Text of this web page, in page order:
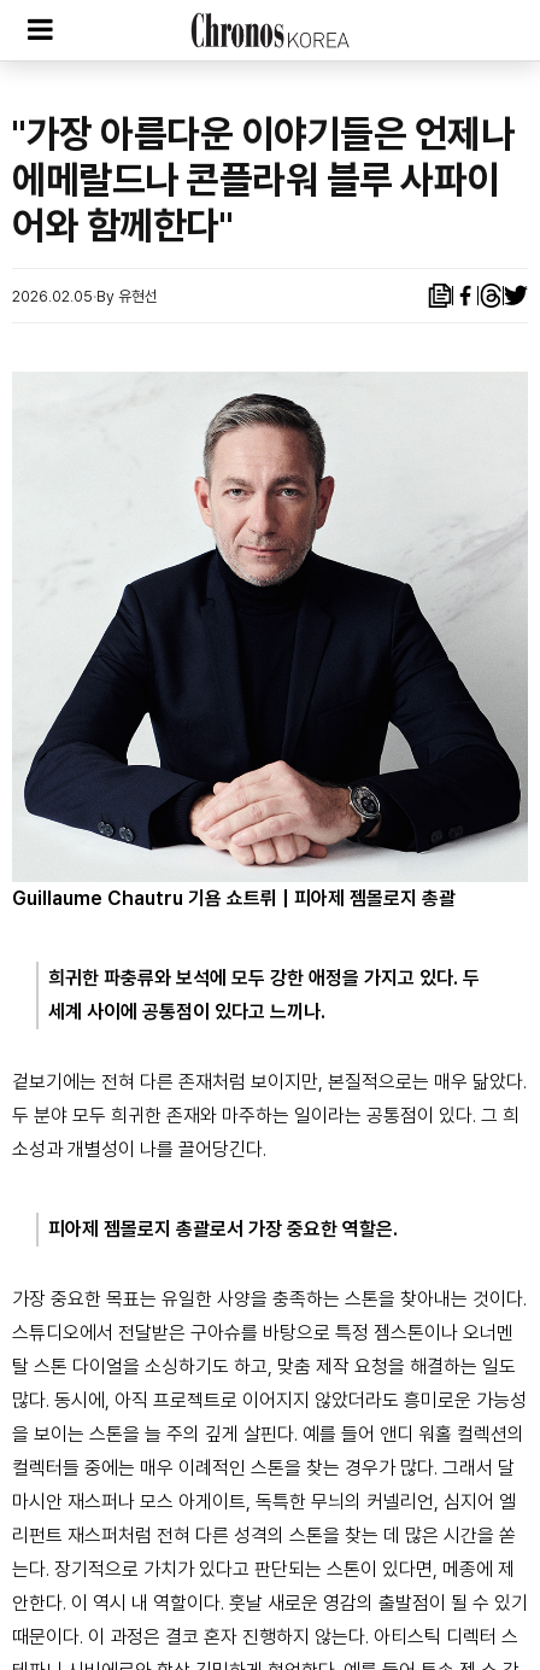
"가장 아름다운 이야기들은 언제나
에메랄드나 콘플라워 블루 사파이
어와 함께한다"
2026.02.05 By 유현선
Guillaume Chautru 기욤 쇼트뤼 | 피아제 젬몰로지 총괄
희귀한 파충류와 보석에 모두 강한 애정을 가지고 있다. 두
세계 사이에 공통점이 있다고 느끼나.
겉보기에는 전혀 다른 존재처럼 보이지만, 본질적으로는 매우 닮았다.
두 분야 모두 희귀한 존재와 마주하는 일이라는 공통점이 있다. 그 희
소성과 개별성이 나를 끌어당긴다.
피아제 젬몰로지 총괄로서 가장 중요한 역할은.
가장 중요한 목표는 유일한 사양을 충족하는 스톤을 찾아내는 것이다.
스튜디오에서 전달받은 구아슈를 바탕으로 특정 젬스톤이나 오너멘
탈 스톤 다이얼을 소싱하기도 하고, 맞춤 제작 요청을 해결하는 일도
많다. 동시에, 아직 프로젝트로 이어지지 않았더라도 흥미로운 가능성
을 보이는 스톤을 늘 주의 깊게 살핀다. 예를 들어 앤디 워홀 컬렉션의
컬렉터들 중에는 매우 이례적인 스톤을 찾는 경우가 많다. 그래서 달
마시안 재스퍼나 모스 아게이트, 독특한 무늬의 커넬리언, 심지어 엘
리펀트 재스퍼처럼 전혀 다른 성격의 스톤을 찾는 데 많은 시간을 쏟
는다. 장기적으로 가치가 있다고 판단되는 스톤이 있다면, 메종에 제
안한다. 이 역시 내 역할이다. 훗날 새로운 영감의 출발점이 될 수 있기
때문이다. 이 과정은 결코 혼자 진행하지 않는다. 아티스틱 디렉터 스